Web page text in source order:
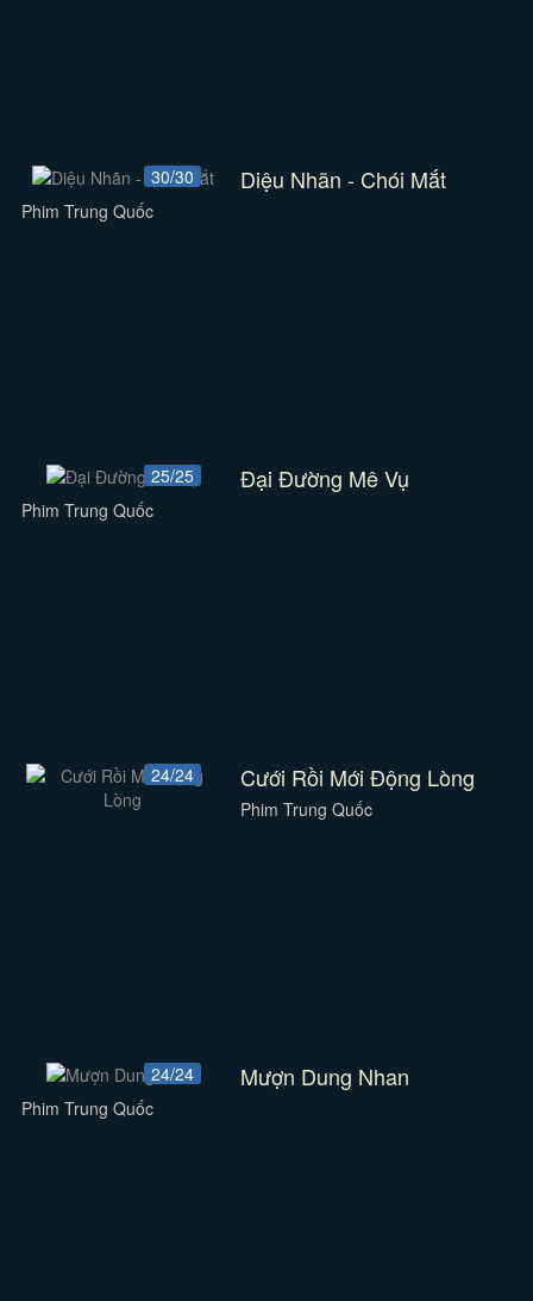
30/30 Diệu Nhãn - Chói Mắt
Phim Trung Quốc
25/25 Đại Đường Mê Vụ
Phim Trung Quốc
24/24 Cưới Rồi Mới Động Lòng
Phim Trung Quốc
24/24 Mượn Dung Nhan
Phim Trung Quốc